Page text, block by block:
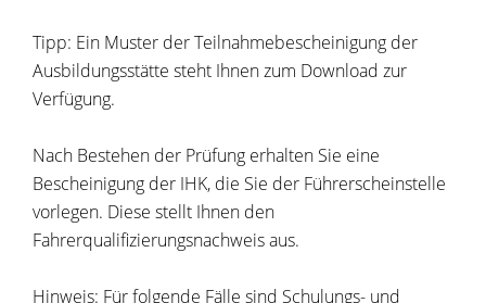
Tipp: Ein Muster der Teilnahmebescheinigung der
Ausbildungsstätte steht Ihnen zum Download zur
Verfügung.
Nach Bestehen der Prüfung erhalten Sie eine
Bescheinigung der IHK, die Sie der Führerscheinstelle
vorlegen. Diese stellt Ihnen den
Fahrerqualifizierungsnachweis aus.
Hinweis: Für folgende Fälle sind Schulungs- und